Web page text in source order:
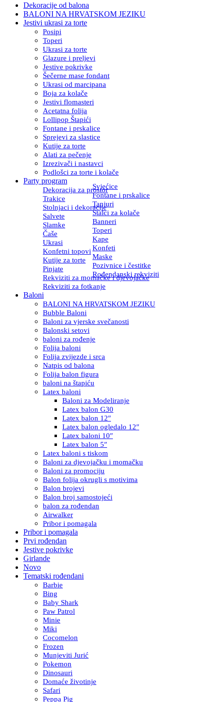
Dekoracije od balona
BALONI NA HRVATSKOM JEZIKU
Jestivi ukrasi za torte
Posipi
Toperi
Ukrasi za torte
Glazure i preljevi
Jestive pokrivke
Šečerne mase fondant
Ukrasi od marcipana
Boja za kolače
Jestivi flomasteri
Acetatna folija
Lollipop Štapići
Fontane i prskalice
Sprejevi za slastice
Kutije za torte
Alati za pečenje
Izrezivači i nastavci
Podlošci za torte i kolače
Party program
Dekoracija za prostor
Svjećice
Trakice
Fontane i prskalice
Stolnjaci i dekoracije
Tanjuri
Salvete
Stalci za kolače
Slamke
Banneri
Čaše
Toperi
Ukrasi
Kape
Konfetni topovi Konfeti
Kutije za torte
Maske
Pinjate
Pozivnice i čestitke
Rekviziti za momačke i djevojačke
Rođendanski rekviziti
Rekviziti za fotkanje
Baloni
BALONI NA HRVATSKOM JEZIKU
Bubble Baloni
Baloni za vjerske svečanosti
Balonski setovi
baloni za rođenje
Folija baloni
Folija zvijezde i srca
Natpis od balona
Folija balon figura
baloni na štapiću
Latex baloni
Baloni za Modeliranje
Latex balon G30
Latex balon 12″
Latex balon ogledalo 12″
Latex baloni 10″
Latex balon 5″
Latex baloni s tiskom
Baloni za djevojačku i momačku
Baloni za promociju
Balon folija okrugli s motivima
Balon brojevi
Balon broj samostojeći
balon za rođendan
Airwalker
Pribor i pomagala
Pribor i pomagala
Prvi rođendan
Jestive pokrivke
Girlande
Novo
Tematski rođendani
Barbie
Bing
Baby Shark
Paw Patrol
Minie
Miki
Cocomelon
Frozen
Munjeviti Jurić
Pokemon
Dinosauri
Domaće životinje
Safari
Peppa Pig